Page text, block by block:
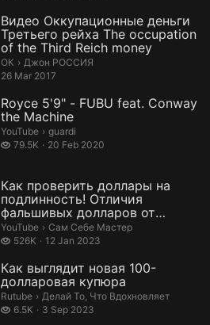
Видео Оккупационные деньги
Третьего рейха The occupation
of the Third Reich money
ОК › Джон РОССИЯ.
Джон РОССИЯ
26 Mar 2017
Royce 5'9" - FUBU feat. Conway
the Machine
YouTube › guardi.
guardi
79.5K
79.5 thousand views
20 Feb 2020
Как проверить доллары на
подлинность! Отличия
фальшивых долларов от
оригинала.
YouTube › Сам Себе Мастер.
Сам Себе Мастер
526K
526 thousand views
12 Jan 2023
Как выглядит новая 100-
долларовая купюра
Rutube › Делай То, Что Вдохновляет.
Делай То, Что Вдохновляет
6.5K
6.5 thousand views
3 Sep 2023